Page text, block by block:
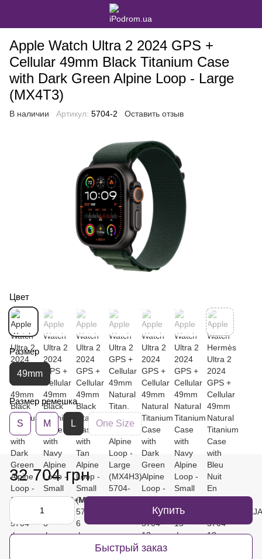
Apple Watch Ultra 2 2024 GPS +
Cellular 49mm Black Titanium Case
with Dark Green Alpine Loop - Large
(MX4T3)
В наличии Артикул: 5704-2 Оставить отзыв
Цвет
Размер
49mm
Размер ремешка
S M L One Size
32 704 грн
Купить
Быстрый заказ